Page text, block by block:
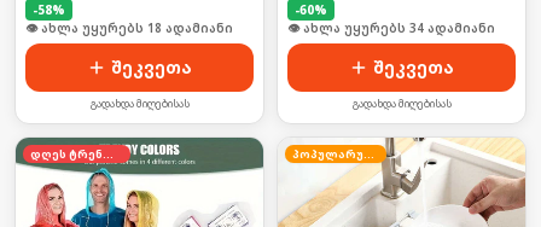
-58%
🛒 ბოლო 24სთ-ში იყიდა 30-მა
შეკვეთა
გადახდა მიღებისას
-60%
🛒 ბოლო 24სთ-ში იყიდა 51-მა
შეკვეთა
გადახდა მიღებისას
დღეს ტრენდში პოპულარული